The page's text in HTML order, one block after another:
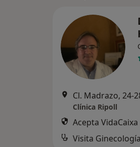
Clínica Ripoll
Acepta VidaCaixa
Visita